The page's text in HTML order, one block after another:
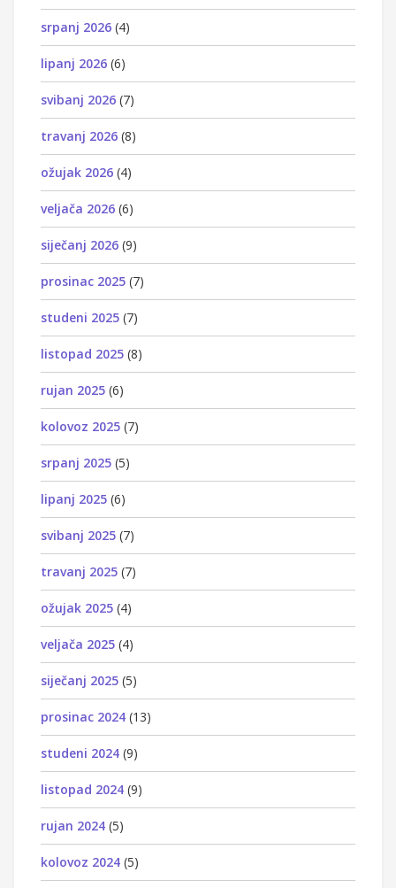
srpanj 2026 (4)
lipanj 2026 (6)
svibanj 2026 (7)
travanj 2026 (8)
ožujak 2026 (4)
veljača 2026 (6)
siječanj 2026 (9)
prosinac 2025 (7)
studeni 2025 (7)
listopad 2025 (8)
rujan 2025 (6)
kolovoz 2025 (7)
srpanj 2025 (5)
lipanj 2025 (6)
svibanj 2025 (7)
travanj 2025 (7)
ožujak 2025 (4)
veljača 2025 (4)
siječanj 2025 (5)
prosinac 2024 (13)
studeni 2024 (9)
listopad 2024 (9)
rujan 2024 (5)
kolovoz 2024 (5)